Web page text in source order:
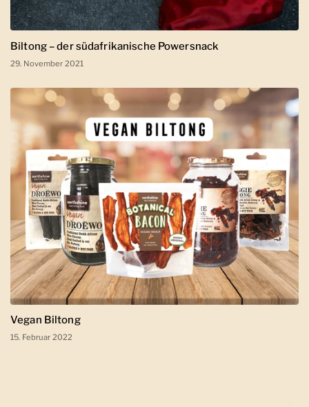
Biltong – der südafrikanische Powersnack
29. November 2021
Vegan Biltong
15. Februar 2022